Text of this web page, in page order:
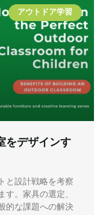
アウトドア学習
をデザインす
と設計戦略を考察
。家具の選定、
的な課題への解決